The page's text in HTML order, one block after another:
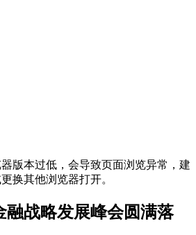
版本过低，会导致页面浏览异常，建
换其他浏览器打开。
融战略发展峰会圆满落